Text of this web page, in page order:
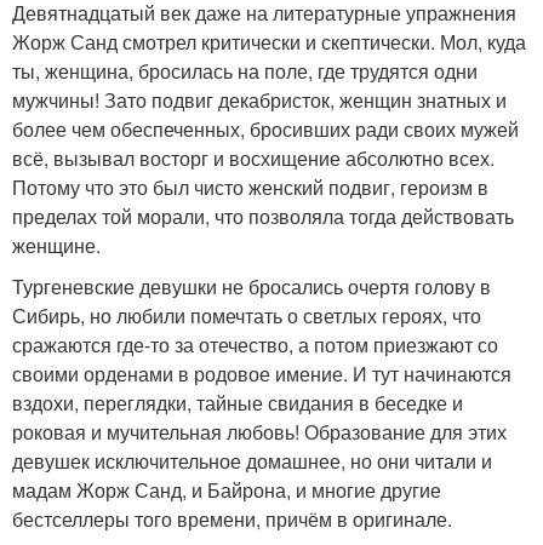
Девятнадцатый век даже на литературные упражнения
Жорж Санд смотрел критически и скептически. Мол, куда
ты, женщина, бросилась на поле, где трудятся одни
мужчины! Зато подвиг декабристок, женщин знатных и
более чем обеспеченных, бросивших ради своих мужей
всё, вызывал восторг и восхищение абсолютно всех.
Потому что это был чисто женский подвиг, героизм в
пределах той морали, что позволяла тогда действовать
женщине.
Тургеневские девушки не бросались очертя голову в
Сибирь, но любили помечтать о светлых героях, что
сражаются где-то за отечество, а потом приезжают со
своими орденами в родовое имение. И тут начинаются
вздохи, переглядки, тайные свидания в беседке и
роковая и мучительная любовь! Образование для этих
девушек исключительное домашнее, но они читали и
мадам Жорж Санд, и Байрона, и многие другие
бестселлеры того времени, причём в оригинале.